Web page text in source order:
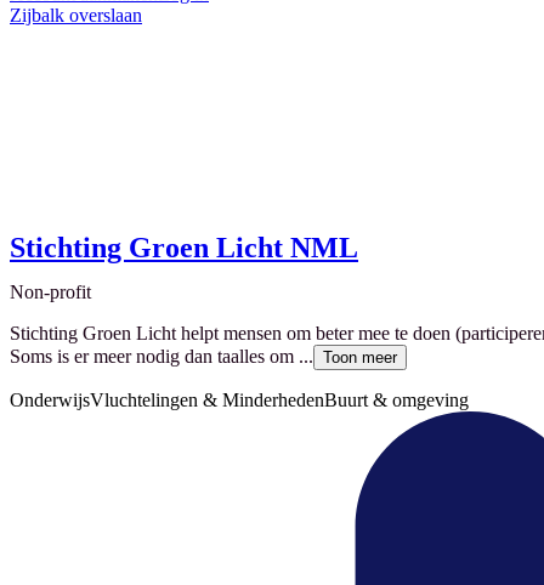
Zijbalk overslaan
Stichting Groen Licht NML
Non-profit
Stichting Groen Licht helpt mensen om beter mee te doen
Soms is er meer nodig dan taalles om ... Toon meer
OnderwijsVluchtelingen & MinderhedenBuurt & omgeving